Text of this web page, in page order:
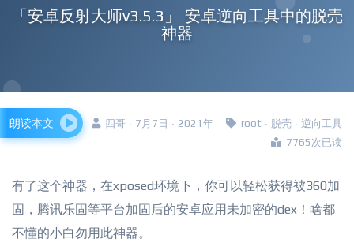
「安卓反射大师v3.5.3」 安卓逆向工具中的脱壳
神器
四哥 · 7月7日 · 2021年 root · 脱壳 · 逆向工具
7765次已读
朗读本文
有了这个神器，在xposed环境下，你可以轻松获得被360加
固，腾讯乐固等平台加固后的安卓应用未加密的dex！啥都
不懂的小白勿用此神器。